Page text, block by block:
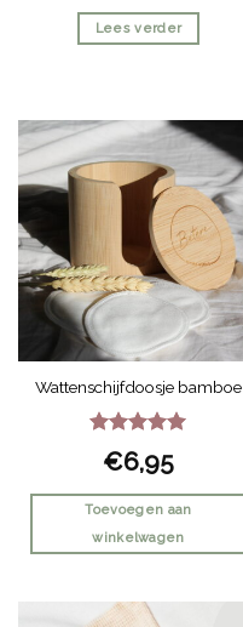
Lees verder
Wattenschijfdoosje bamboe
Gewaardeerd
uit 5
€6,95
Toevoegen aan
winkelwagen